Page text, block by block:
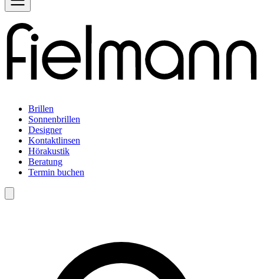
Brillen
Sonnenbrillen
Designer
Kontaktlinsen
Hörakustik
Beratung
Termin buchen